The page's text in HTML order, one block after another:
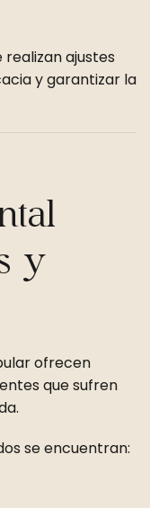
realizan ajustes
y garantizar la
y
ofrecen
que sufren
se encuentran: